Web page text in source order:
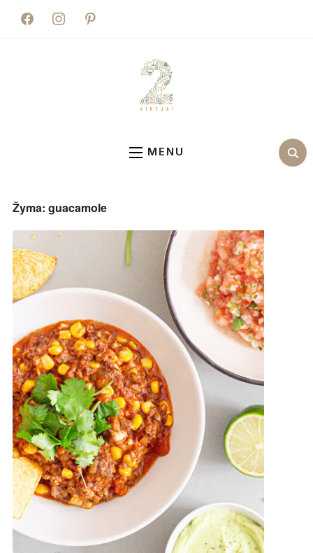
facebookinstagrampinterest
MENU
Žyma: guacamole